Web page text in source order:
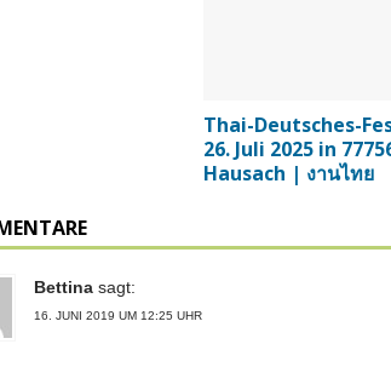
Thai-Deutsches-
26. Juli 2025 in
Hausach | งานไทย
Bettina sagt:
16. JUNI 2019 UM 12:25 UHR